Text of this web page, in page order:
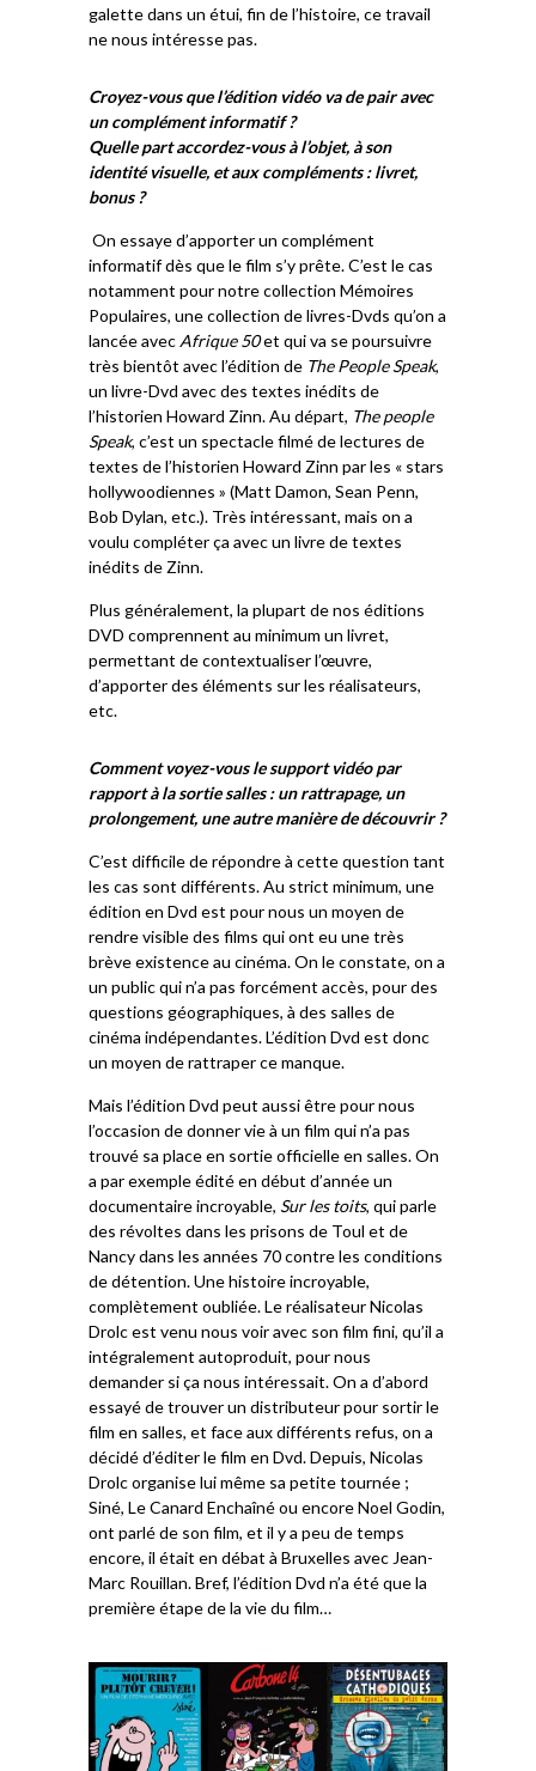
galette dans un étui, fin de l’histoire, ce travail
ne nous intéresse pas.
Croyez-vous que l’édition vidéo va de pair avec
un complément informatif ?
Quelle part accordez-vous à l’objet, à son
identité visuelle, et aux compléments : livret,
bonus ?
On essaye d’apporter un complément
informatif dès que le film s’y prête. C’est le cas
notamment pour notre collection Mémoires
Populaires, une collection de livres-Dvds qu’on a
lancée avec Afrique 50et qui va se poursuivre
très bientôt avec l’édition de The People Speak,
un livre-Dvd avec des textes inédits de
l’historien Howard Zinn. Au départ, The people
Speak, c’est un spectacle filmé de lectures de
textes de l’historien Howard Zinn par les « stars
hollywoodiennes » (Matt Damon, Sean Penn,
Bob Dylan, etc.). Très intéressant, mais on a
voulu compléter ça avec un livre de textes
inédits de Zinn.
Plus généralement, la plupart de nos éditions
DVD comprennent au minimum un livret,
permettant de contextualiser l’œuvre,
d’apporter des éléments sur les réalisateurs,
etc.
Comment voyez-vous le support vidéo par
rapport à la sortie salles : un rattrapage, un
prolongement, une autre manière de découvrir ?
C’est difficile de répondre à cette question tant
les cas sont différents. Au strict minimum, une
édition en Dvd est pour nous un moyen de
rendre visible des films qui ont eu une très
brève existence au cinéma. On le constate, on a
un public qui n’a pas forcément accès, pour des
questions géographiques, à des salles de
cinéma indépendantes. L’édition Dvd est donc
un moyen de rattraper ce manque.
Mais l’édition Dvd peut aussi être pour nous
l’occasion de donner vie à un film qui n’a pas
trouvé sa place en sortie officielle en salles. On
a par exemple édité en début d’année un
documentaire incroyable, Sur les toits, qui parle
des révoltes dans les prisons de Toul et de
Nancy dans les années 70 contre les conditions
de détention. Une histoire incroyable,
complètement oubliée. Le réalisateur Nicolas
Drolc est venu nous voir avec son film fini, qu’il a
intégralement autoproduit, pour nous
demander si ça nous intéressait. On a d’abord
essayé de trouver un distributeur pour sortir le
film en salles, et face aux différents refus, on a
décidé d’éditer le film en Dvd. Depuis, Nicolas
Drolc organise lui même sa petite tournée ;
Siné, Le Canard Enchaîné ou encore Noel Godin,
ont parlé de son film, et il y a peu de temps
encore, il était en débat à Bruxelles avec Jean-
Marc Rouillan. Bref, l’édition Dvd n’a été que la
première étape de la vie du film…